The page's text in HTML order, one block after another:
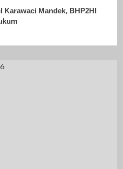
Karawaci Mandek, BHP2HI